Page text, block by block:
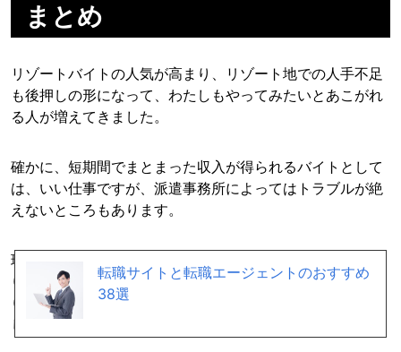
まとめ
リゾートバイトの人気が高まり、リゾート地での人手不足
も後押しの形になって、わたしもやってみたいとあこがれ
る人が増えてきました。
確かに、短期間でまとまった収入が得られるバイトとして
は、いい仕事ですが、派遣事務所によってはトラブルが絶
えないところもあります。
現地に行ってみると、泊まる部屋が汚すぎて無理だった
り、食事が三食つくはずが、お客様の残り物を与えられた
り、一から丁寧に教えてもらえると思っていたら「経験者
じゃないの？」っと怒られたり・・・。
転職サイトと転職エージェントのおすすめ
38選